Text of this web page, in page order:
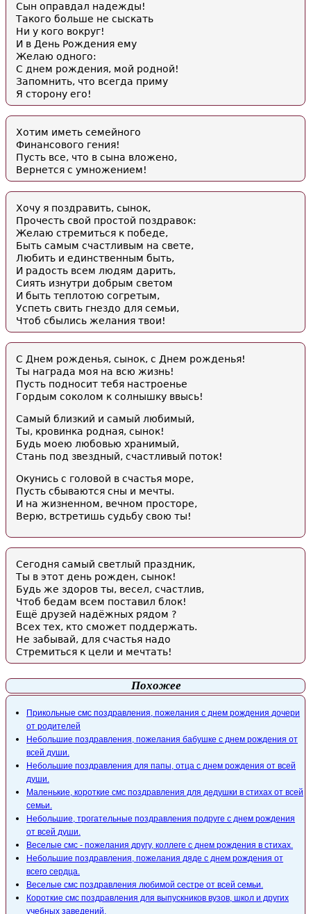
Сын оправдал надежды!
Такого больше не сыскать
Ни у кого вокруг!
И в День Рождения ему
Желаю одного:
С днем рождения, мой родной!
Запомнить, что всегда приму
Я сторону его!
Хотим иметь семейного
Финансового гения!
Пусть все, что в сына вложено,
Вернется с умножением!
Хочу я поздравить, сынок,
Прочесть свой простой поздравок:
Желаю стремиться к победе,
Быть самым счастливым на свете,
Любить и единственным быть,
И радость всем людям дарить,
Сиять изнутри добрым светом
И быть теплотою согретым,
Успеть свить гнездо для семьи,
Чтоб сбылись желания твои!
С Днем рожденья, сынок, с Днем рожденья!
Ты награда моя на всю жизнь!
Пусть подносит тебя настроенье
Гордым соколом к солнышку ввысь!
Самый близкий и самый любимый,
Ты, кровинка родная, сынок!
Будь моею любовью хранимый,
Стань под звездный, счастливый поток!
Окунись с головой в счастья море,
Пусть сбываются сны и мечты.
И на жизненном, вечном просторе,
Верю, встретишь судьбу свою ты!
Сегодня самый светлый праздник,
Ты в этот день рожден, сынок!
Будь же здоров ты, весел, счастлив,
Чтоб бедам всем поставил блок!
Ещё друзей надёжных рядом ?
Всех тех, кто сможет поддержать.
Не забывай, для счастья надо
Стремиться к цели и мечтать!
Похожее
Прикольные смс поздравления, пожелания с днем рождения дочери
от родителей
Небольшие поздравления, пожелания бабушке с днем рождения от
всей души.
Небольшие поздравления для папы, отца с днем рождения от всей
души.
Маленькие, короткие смс поздравления для дедушки в стихах от всей
семьи.
Небольшие, трогательные поздравления подруге с днем рождения
от всей души.
Веселые смс - пожелания другу, коллеге с днем рождения в стихах.
Небольшие поздравления, пожелания дяде с днем рождения от
всего сердца.
Веселые смс поздравления любимой сестре от всей семьи.
Короткие смс поздравления для выпускников вузов, школ и других
учебных заведений.